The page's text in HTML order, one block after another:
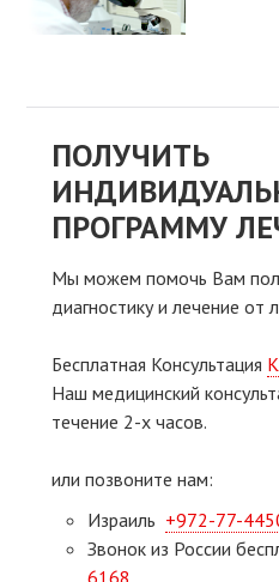
ПОЛУЧИТЬ
ПРОГРАММУ
Мы можем помочь Вам
диагностику и лечение от
Бесплатная Консультация
Наш медицинский
течение 2-х часов.
или позвоните нам:
Израиль +972-77-
Звонок из России
6168